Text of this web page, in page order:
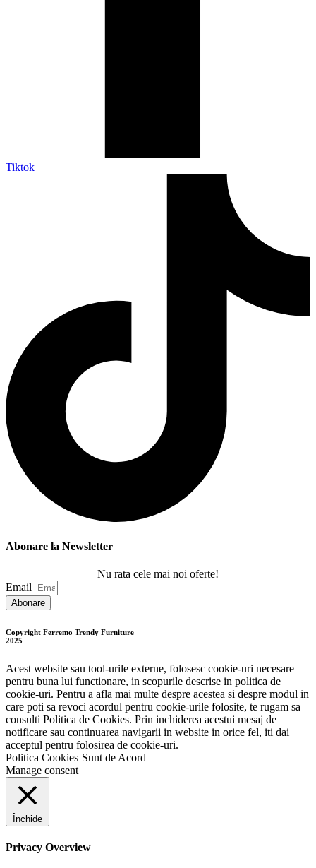
Tiktok
Abonare la Newsletter
Nu rata cele mai noi oferte!
Email
Abonare
Copyright Ferremo Trendy Furniture
2025
Acest website sau tool-urile externe, folosesc cookie-uri necesare
pentru buna lui functionare, in scopurile descrise in politica de
cookie-uri. Pentru a afla mai multe despre acestea si despre modul in
care poti sa revoci acordul pentru cookie-urile folosite, te rugam sa
consulti Politica de Cookies. Prin inchiderea acestui mesaj de
notificare sau continuarea navigarii in website in orice fel, iti dai
acceptul pentru folosirea de cookie-uri.
Politica Cookies Sunt de Acord
Manage consent
Închide
Privacy Overview